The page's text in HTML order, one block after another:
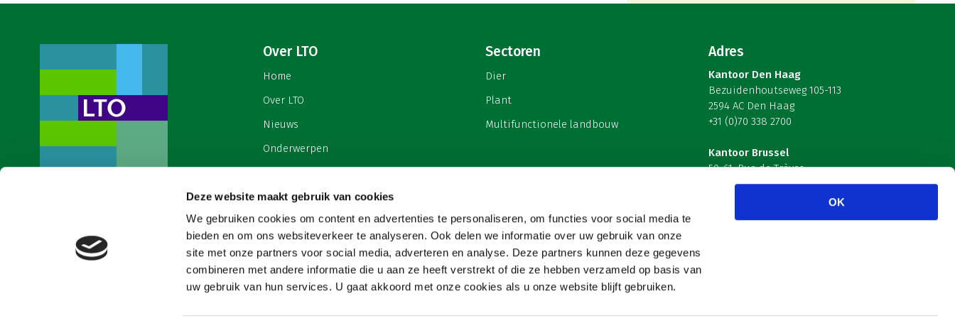
Deze website maakt gebruik van cookies
We gebruiken cookies om content en advertenties te personaliseren, om functies voor social media te
bieden en om ons websiteverkeer te analyseren. Ook delen we informatie over uw gebruik van onze
site met onze partners voor social media, adverteren en analyse. Deze partners kunnen deze gegevens
combineren met andere informatie die u aan ze heeft verstrekt of die ze hebben verzameld op basis van
uw gebruik van hun services. U gaat akkoord met onze cookies als u onze website blijft gebruiken.
OK
werkgeversorganisatie met meerwaarde,
voor een sector met meerwaarde. Dat is
Land- en Tuinbouw Organisatie
Nederland (LTO).
Over LTO
Home
Over LTO
Nieuws
Onderwerpen
Contact
Cookies & privacy
Sectoren
Dier
Plant
Multifunctionele landbouw
Adres
Kantoor Den Haag
Bezuidenhoutseweg 105-113
2594 AC Den Haag
+31 (0)70 338 2700
Kantoor Brussel
59-61, Rue de Trèves
B-1040 Brussel – België
Volg ons